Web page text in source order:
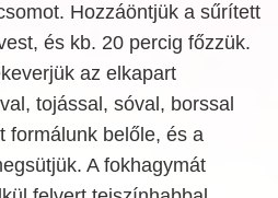
Hozzáöntjük a sűrített
és kb. 20 percig főzzük.
az elkapart
tojással, sóval, borssal
formálunk belőle, és a
A fokhagymát